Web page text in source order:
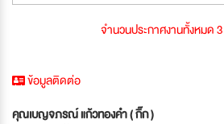
จำนวนประกาศงานทั้งหมด
ข้อมูลติดต่อ
คุณเบญจภรณ์ แก้วทองคำ ( กิ๊ก )